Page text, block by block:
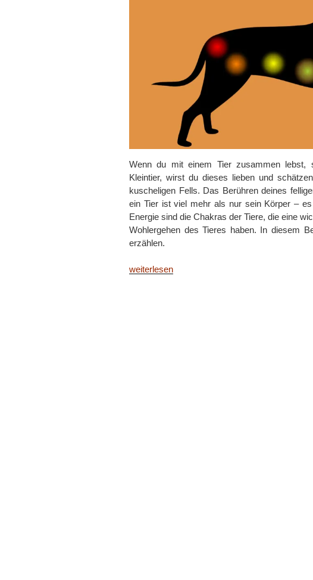
Wenn du mit einem Tier zusammen
Kleintier, wirst du dieses lieben und
kuscheligen Fells. Das Berühren deines
ein Tier ist viel mehr als nur sein Körper –
Energie sind die Chakras der Tiere, die eine
Wohlergehen des Tieres haben. In diesem
erzählen.
„Die
weiterlesen